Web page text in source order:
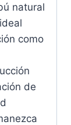
natural
como
de